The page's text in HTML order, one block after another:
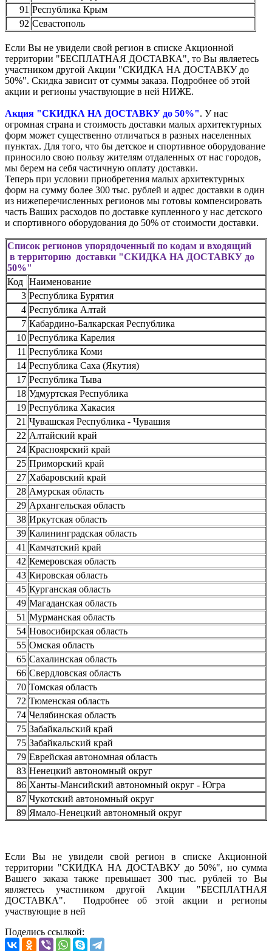
91 Республика Крым
92 Севастополь
Если Вы не увидели свой регион в списке Акционной
территории "БЕСПЛАТНАЯ ДОСТАВКА", то Вы являетесь
участником другой Акции "СКИДКА НА ДОСТАВКУ до
50%". Скидка зависит от суммы заказа. Подробнее об этой
акции и регионы участвующие в ней НИЖЕ.
Акция "СКИДКА НА ДОСТАВКУ до 50%". У нас
огромная страна и стоимость доставки малых архитектурных
форм может существенно отличаться в разных населенных
пунктах. Для того, что бы детское и спортивное оборудование
приносило свою пользу жителям отдаленных от нас городов,
мы берем на себя частичную оплату доставки.
Теперь при условии приобретения малых архитектурных
форм на сумму более 300 тыс. рублей и адрес доставки в один
из нижеперечисленных регионов мы готовы компенсировать
часть Ваших расходов по доставке купленного у нас детского
и спортивного оборудования до 50% от стоимости доставки.
Список регионов упорядоченный по кодам и входящий
в территорию доставки "СКИДКА НА ДОСТАВКУ до
50%"
Код Наименование
3 Республика Бурятия
4 Республика Алтай
7 Кабардино-Балкарская Республика
10 Республика Карелия
11 Республика Коми
14 Республика Саха (Якутия)
17 Республика Тыва
18 Удмуртская Республика
19 Республика Хакасия
21 Чувашская Республика - Чувашия
22 Алтайский край
24 Красноярский край
25 Приморский край
27 Хабаровский край
28 Амурская область
29 Архангельская область
38 Иркутская область
39 Калининградская область
41 Камчатский край
42 Кемеровская область
43 Кировская область
45 Курганская область
49 Магаданская область
51 Мурманская область
54 Новосибирская область
55 Омская область
65 Сахалинская область
66 Свердловская область
70 Томская область
72 Тюменская область
74 Челябинская область
75 Забайкальский край
75 Забайкальский край
79 Еврейская автономная область
83 Ненецкий автономный округ
86 Ханты-Мансийский автономный округ - Югра
87 Чукотский автономный округ
89 Ямало-Ненецкий автономный округ
Если Вы не увидели свой регион в списке Акционной
территории "СКИДКА НА ДОСТАВКУ до 50%", но сумма
Вашего заказа также превышает 300 тыс. рублей то Вы
являетесь участником другой Акции "БЕСПЛАТНАЯ
ДОСТАВКА". Подробнее об этой акции и регионы
участвующие в ней
Поделись ссылкой: